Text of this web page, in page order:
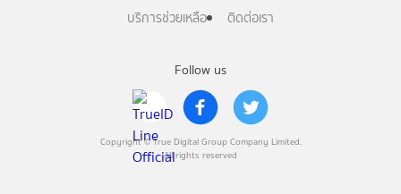
Follow us
Copyright © True Digital Group Company Limited.
All rights reserved
บริการช่วยเหลือ
ติดต่อเรา